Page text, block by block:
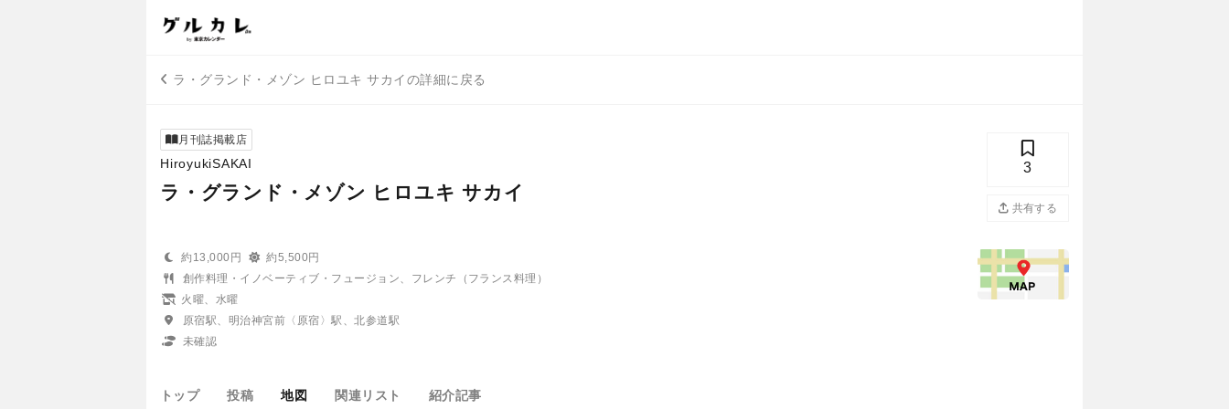
ラ・グランド・メゾン ヒロユキ サカイの詳細に戻る
月刊誌掲載店
HiroyukiSAKAI
ラ・グランド・メゾン ヒロユキ サカイ
3
共有する
約13,000円
約5,500円
創作料理・イノベーティブ・フュージョン、フレンチ（フランス料理）
火曜、水曜
原宿駅、明治神宮前〈原宿〉駅、北参道駅
未確認
トップ 投稿 地図 関連リスト 紹介記事